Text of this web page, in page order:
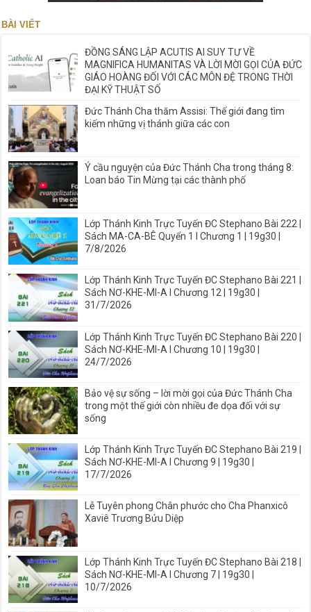
BÀI VIẾT
ĐỒNG SÁNG LẬP ACUTIS AI SUY TƯ VỀ
MAGNIFICA HUMANITAS VÀ LỜI MỜI GỌI CỦA ĐỨC
GIÁO HOÀNG ĐỐI VỚI CÁC MÔN ĐỆ TRONG THỜI
ĐẠI KỸ THUẬT SỐ
Đức Thánh Cha thăm Assisi: Thế giới đang tìm
kiếm những vị thánh giữa các con
Ý cầu nguyện của Đức Thánh Cha trong tháng 8:
Loan báo Tin Mừng tại các thành phố
Lớp Thánh Kinh Trực Tuyến ĐC Stephano Bài 222 |
Sách MA-CA-BÊ Quyển 1 I Chương 1 | 19g30 |
7/8/2026
Lớp Thánh Kinh Trực Tuyến ĐC Stephano Bài 221 |
Sách NƠ-KHE-MI-A I Chương 12 | 19g30 |
31/7/2026
Lớp Thánh Kinh Trực Tuyến ĐC Stephano Bài 220 |
Sách NƠ-KHE-MI-A I Chương 10 | 19g30 |
24/7/2026
Bảo vệ sự sống – lời mời gọi của Đức Thánh Cha
trong một thế giới còn nhiều đe dọa đối với sự
sống
Lớp Thánh Kinh Trực Tuyến ĐC Stephano Bài 219 |
Sách NƠ-KHE-MI-A I Chương 9 | 19g30 |
17/7/2026
Lễ Tuyên phong Chân phước cho Cha Phanxicô
Xaviê Trương Bửu Diệp
Lớp Thánh Kinh Trực Tuyến ĐC Stephano Bài 218 |
Sách NƠ-KHE-MI-A I Chương 7 | 19g30 |
10/7/2026